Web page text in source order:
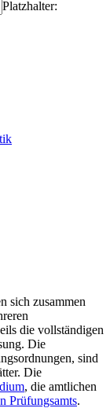
Platzhalter:
sich zusammen
die vollständigen
Die
sind
Die
, die amtlichen
Prüfungsamts.